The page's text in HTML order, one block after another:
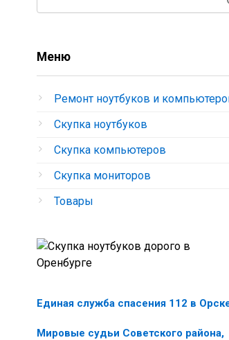
Меню
Ремонт ноутбуков и
Скупка ноутбуков
Скупка компьютеров
Скупка мониторов
Товары
Единая служба спасения 112 в
Мировые судьи Советского района,